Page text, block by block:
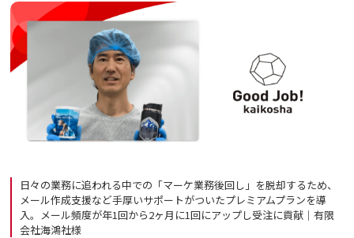
日々の業務に追われる中での「マーケ業務後回し」を脱却するため、
メール作成支援など手厚いサポートがついたプレミアムプランを導
入。メール頻度が年1回から2ヶ月に1回にアップし受注に貢献｜有限
会社海鴻社様